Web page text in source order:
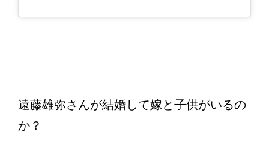
遠藤雄弥さんが結婚して嫁と子供がいるの
か？